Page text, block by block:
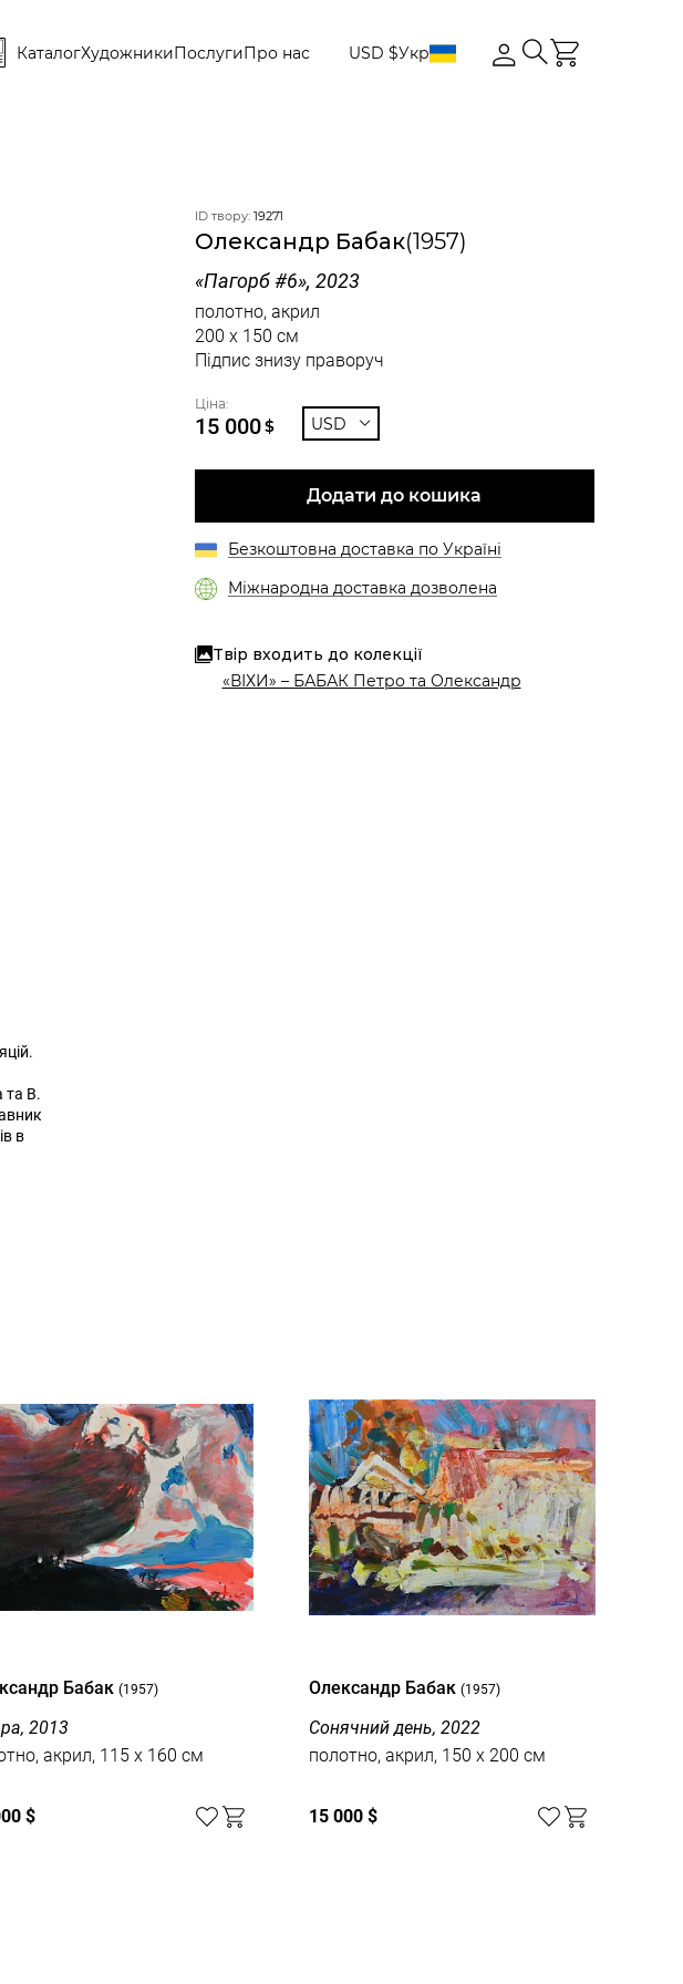
КаталогХудожникиПослугиПро нас USD $Укр
та В.
в
ID твору: 19271
Олександр Бабак(1957)
«Пагорб #6», 2023
полотно, акрил
200 x 150 см
Підпис знизу праворуч
Ціна:
15 000$ USD
Додати до кошика
Безкоштовна доставка по Україні
Міжнародна доставка дозволена
Твір входить до колекції
«ВІХИ» – БАБАК Петро та Олександр
Бабак (1957)
2013
акрил, 115 x 160 см
$
Олександр Бабак (1957)
Сонячний день, 2022
полотно, акрил, 150 x 200 см
15 000 $